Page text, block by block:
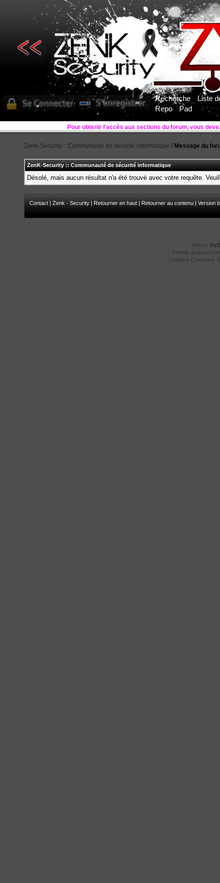
Recherche
Liste
Repo
Pad
ZenK-Security :: Communauté de sécurité informatique / Message du
ZenK-Security :: Communauté de sécurité informatique
Désolé, mais aucun résultat n'a été trouvé avec votre requête.
Contact | Zenk - Security | Retourner en haut | Retourner au contenu | Version
Moteur
Theme
Creative Commons